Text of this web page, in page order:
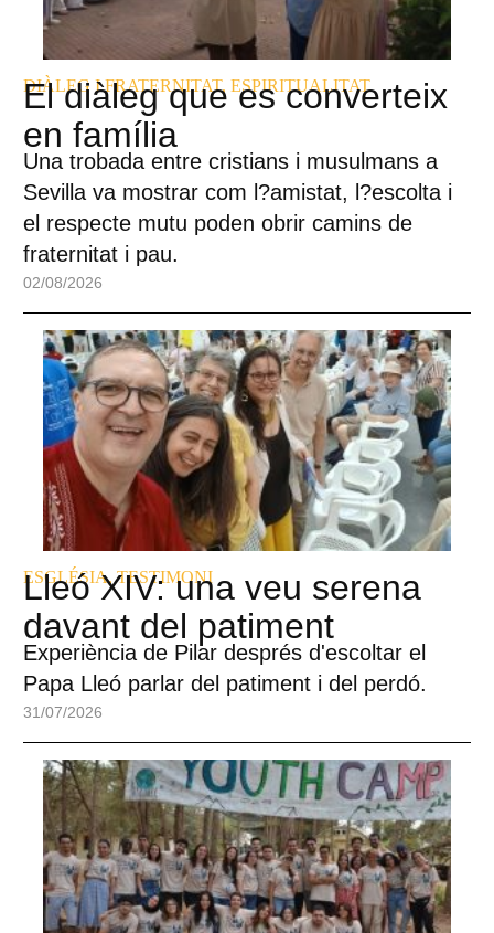
DIÀLEG I FRATERNITAT, ESPIRITUALITAT
El diàleg que es converteix
en família
Una trobada entre cristians i musulmans a
Sevilla va mostrar com l?amistat, l?escolta i
el respecte mutu poden obrir camins de
fraternitat i pau.
02/08/2026
ESGLÉSIA,TESTIMONI
Lleó XIV: una veu serena
davant del patiment
Experiència de Pilar després d'escoltar el
Papa Lleó parlar del patiment i del perdó.
31/07/2026